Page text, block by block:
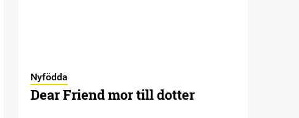
Nyfödda
Dear Friend mor till dotter